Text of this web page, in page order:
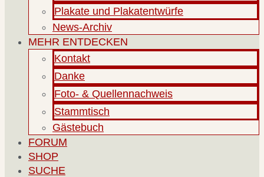
Plakate und Plakatentwürfe
News-Archiv
MEHR ENTDECKEN
Kontakt
Danke
Foto- & Quellennachweis
Stammtisch
Gästebuch
FORUM
SHOP
SUCHE